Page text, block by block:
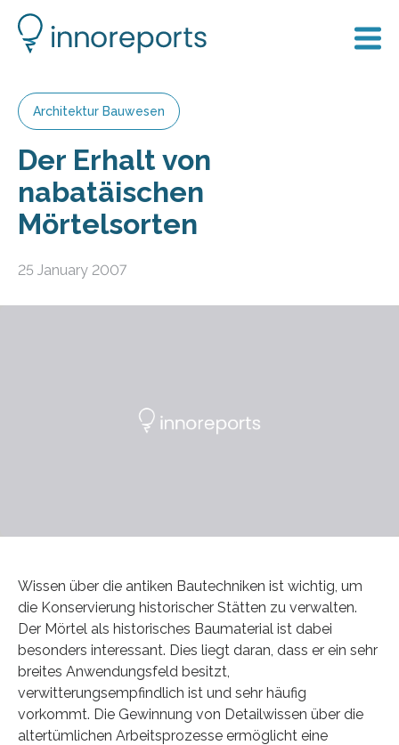
Architektur Bauwesen
Der Erhalt von
nabatäischen
Mörtelsorten
25 January 2007
Wissen über die antiken Bautechniken ist wichtig, um
die Konservierung historischer Stätten zu verwalten.
Der Mörtel als historisches Baumaterial ist dabei
besonders interessant. Dies liegt daran, dass er ein sehr
breites Anwendungsfeld besitzt,
verwitterungsempfindlich ist und sehr häufig
vorkommt. Die Gewinnung von Detailwissen über die
altertümlichen Arbeitsprozesse ermöglicht eine